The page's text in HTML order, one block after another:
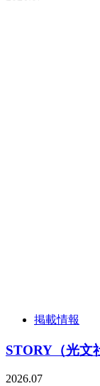
掲載情報
STORY（光文
2026.07